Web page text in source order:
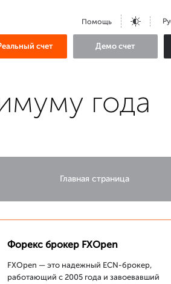
Помощь
счет Демо счет
года
Главная страница
Форекс брокер FXOpen
FXOpen — это надежный ECN-брокер,
работающий с 2005 года и завоевавший